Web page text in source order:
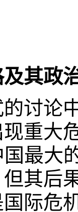
其政
讨论
重大
最大
其后
际危